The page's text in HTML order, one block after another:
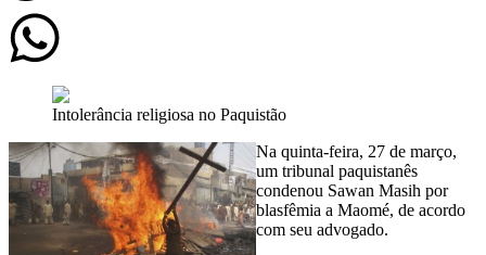
Intolerância religiosa no Paquistão
Na quinta-feira, 27 de março,
um tribunal paquistanês
condenou Sawan Masih por
blasfêmia a Maomé, de acordo
com seu advogado.